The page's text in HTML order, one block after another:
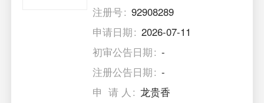
注册号
92908289
申请日期
2026-07-11
初审公告日期
-
注册公告日期
-
申 请 人
龙贵香